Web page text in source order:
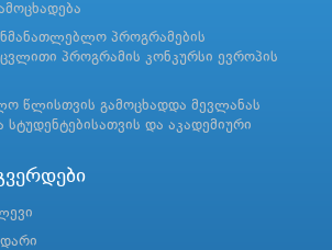
პროგრამების
პროგრამის კონკურსი ევროპის
წლისთვის გამოცხადდა მევლანას
და აკადემიური